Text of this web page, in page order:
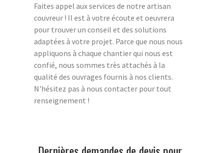
Faites appel aux services de notre artisan
couvreur ! Il est à votre écoute et oeuvrera
pour trouver un conseil et des solutions
adaptées à votre projet. Parce que nous nous
appliquons à chaque chantier qui nous est
confié, nous sommes très attachés à la
qualité des ouvrages fournis à nos clients.
N'hésitez pas à nous contacter pour tout
renseignement !